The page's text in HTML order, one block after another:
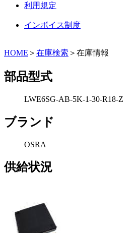
利用規定
インボイス制度
HOME ＞ 在庫検索 ＞在庫情報
部品型式
LWE6SG-AB-5K-1-30-R18-Z
ブランド
OSRA
供給状況